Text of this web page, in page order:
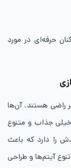
حرفه‌ای در مورد
راضی هستند. آن‌ها
خیلی جذاب و متنوع
را دارد که باعث
آیتم‌ها و طراحی